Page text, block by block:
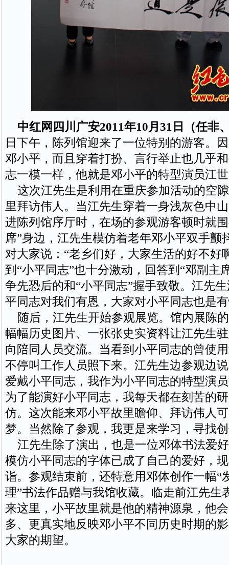
中红网四川广安2011年10月31日（任非
日下午，陈列馆迎来了一位特别的游客。
邓小平，而且穿着打扮、言行举止也几乎
志一模一样，他就是邓小平的特型演员江
这次江先生是利用在重庆参加活动的空
里拜访伟人。当江先生穿着一身浅灰色中
进陈列馆序厅时，在场的参观游客顿时就
席”身边，江先生模仿着老年邓小平双手颤
对大家说：“老乡们好，大家生活的好不好
到“小平同志”也十分激动，回答到“邓副主
争先恐后的和“小平同志”握手致敬。江先
平同志对我们有恩，大家对小平同志也是
随后，江先生开始参观展览。馆内展陈
幅幅历史图片、一张张史实资料让江先生
向陪同人员交流。当看到小平同志的曾使
不停叫工作人员照下来。江先生边参观边
爱戴小平同志，我作为小平同志的特型演
为了能演好小平同志，我每天都在刻苦的
仿。这次能来邓小平故里瞻仰、拜访伟人
梦。当然除了参观，我更是来学习，寻找
江先生除了演出，也是一位邓体书法爱
模仿小平同志的字体已成了自己的爱好，
诣。参观结束前，还特意用邓体创作一幅“
理”书法作品赠与我馆收藏。临走前江先生
来这里，小平故里就是他的精神源泉，他
多、更真实地反映邓小平不同历史时期的
大家的期望。